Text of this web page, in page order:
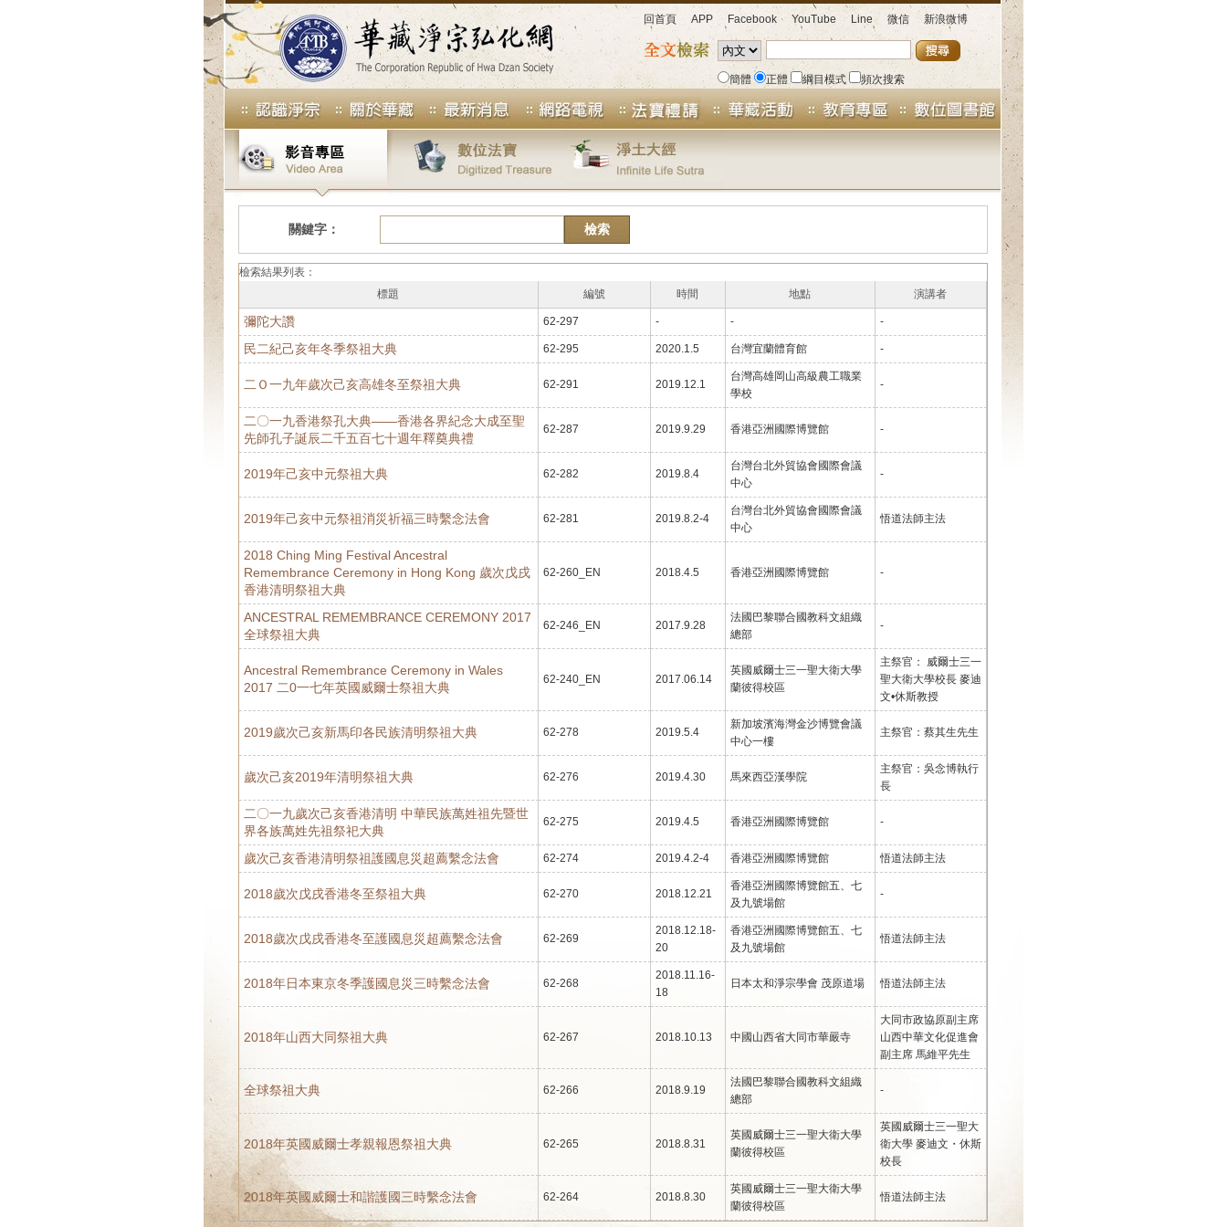
回首頁 APP Facebook YouTube Line 微信 新浪微博
簡體 正體 綱目模式 頻次搜索
關鍵字：
檢索結果列表：
標題
編號 時間 地點 演講者
彌陀大讚 62-297 - - -
民二紀己亥年冬季祭祖大典 62-295 2020.1.5 台灣宜蘭體育館 -
二Ｏ一九年歲次己亥高雄冬至祭祖大典 62-291 2019.12.1
台灣高雄岡山高級農工職業
學校
-
二〇一九香港祭孔大典——香港各界紀念大成至聖
先師孔子誕辰二千五百七十週年釋奠典禮
62-287 2019.9.29 香港亞洲國際博覽館 -
2019年己亥中元祭祖大典 62-282 2019.8.4
台灣台北外貿協會國際會議
中心
-
2019年己亥中元祭祖消災祈福三時繫念法會 62-281 2019.8.2-4
台灣台北外貿協會國際會議
中心
悟道法師主法
2018 Ching Ming Festival Ancestral
Remembrance Ceremony in Hong Kong 歲次戊戌
香港清明祭祖大典
62-260_EN 2018.4.5 香港亞洲國際博覽館 -
ANCESTRAL REMEMBRANCE CEREMONY 2017
全球祭祖大典
62-246_EN 2017.9.28
法國巴黎聯合國教科文組織
總部
-
Ancestral Remembrance Ceremony in Wales
2017 二0一七年英國威爾士祭祖大典
62-240_EN 2017.06.14
英國威爾士三一聖大衛大學
蘭彼得校區
主祭官： 威爾士三一
聖大衛大學校長 麥迪
文•休斯教授
2019歲次己亥新馬印各民族清明祭祖大典 62-278 2019.5.4
新加坡濱海灣金沙博覽會議
中心一樓
主祭官：蔡其生先生
歲次己亥2019年清明祭祖大典 62-276 2019.4.30 馬來西亞漢學院
主祭官：吳念博執行
長
二〇一九歲次己亥香港清明 中華民族萬姓祖先暨世
界各族萬姓先祖祭祀大典
62-275 2019.4.5 香港亞洲國際博覽館 -
歲次己亥香港清明祭祖護國息災超薦繫念法會 62-274 2019.4.2-4 香港亞洲國際博覽館 悟道法師主法
2018歲次戊戌香港冬至祭祖大典 62-270 2018.12.21
香港亞洲國際博覽館五、七
及九號場館
-
2018歲次戊戌香港冬至護國息災超薦繫念法會 62-269
2018.12.18-
20
香港亞洲國際博覽館五、七
及九號場館
悟道法師主法
2018年日本東京冬季護國息災三時繫念法會 62-268
2018.11.16-
18
日本太和淨宗學會 茂原道場 悟道法師主法
2018年山西大同祭祖大典 62-267 2018.10.13 中國山西省大同市華嚴寺
大同市政協原副主席
山西中華文化促進會
副主席 馬維平先生
全球祭祖大典 62-266 2018.9.19
法國巴黎聯合國教科文組織
總部
-
2018年英國威爾士孝親報恩祭祖大典 62-265 2018.8.31
英國威爾士三一聖大衛大學
蘭彼得校區
英國威爾士三一聖大
衛大學 麥迪文・休斯
校長
2018年英國威爾士和諧護國三時繫念法會 62-264 2018.8.30
英國威爾士三一聖大衛大學
蘭彼得校區
悟道法師主法